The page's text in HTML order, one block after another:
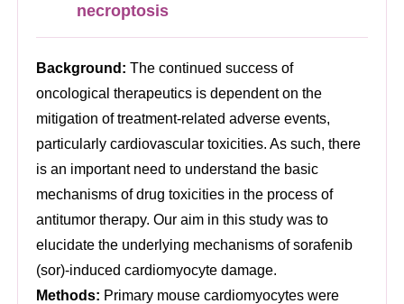
necroptosis
Background: The continued success of
oncological therapeutics is dependent on the
mitigation of treatment-related adverse events,
particularly cardiovascular toxicities. As such, there
is an important need to understand the basic
mechanisms of drug toxicities in the process of
antitumor therapy. Our aim in this study was to
elucidate the underlying mechanisms of sorafenib
(sor)-induced cardiomyocyte damage.
Methods: Primary mouse cardiomyocytes were